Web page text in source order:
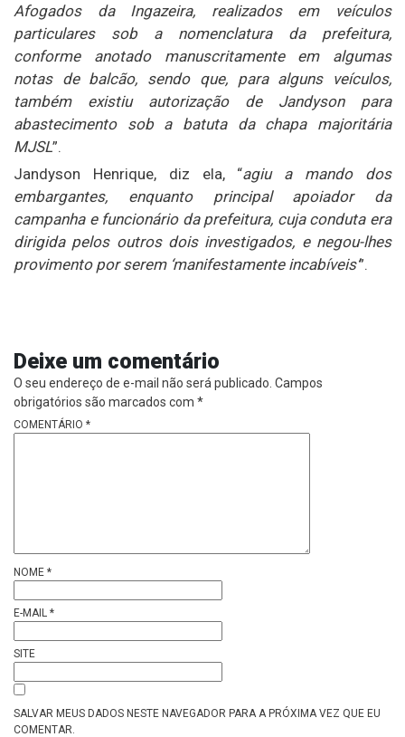
Afogados da Ingazeira, realizados em veículos
particulares sob a nomenclatura da prefeitura,
conforme anotado manuscritamente em algumas
notas de balcão, sendo que, para alguns veículos,
também existiu autorização de Jandyson para
abastecimento sob a batuta da chapa majoritária
MJSL”.
Jandyson Henrique, diz ela, “agiu a mando dos
embargantes, enquanto principal apoiador da
campanha e funcionário da prefeitura, cuja conduta era
dirigida pelos outros dois investigados, e negou-lhes
provimento por serem ‘manifestamente incabíveis’”.
Deixe um comentário
O seu endereço de e-mail não será publicado. Campos
obrigatórios são marcados com *
COMENTÁRIO *
NOME *
E-MAIL *
SITE
SALVAR MEUS DADOS NESTE NAVEGADOR PARA A PRÓXIMA VEZ QUE EU
COMENTAR.